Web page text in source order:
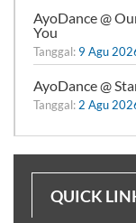
AyoDance @
You
Tanggal: 9 Agu
AyoDance @
Tanggal: 2 Agu
QUICK